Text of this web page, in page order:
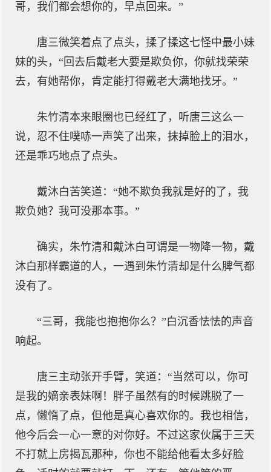
哥，我们都会想你的，早点回来。”
唐三微笑着点了点头，揉了揉这七怪中最小妹
妹的头，“回去后戴老大要是欺负你，你就找荣荣
去，有她帮你，肯定能打得戴老大满地找牙。”
朱竹清本来眼圈也已经红了，听唐三这么一
说，忍不住噗哧一声笑了出来，抹掉脸上的泪水，
还是乖巧地点了点头。
戴沐白苦笑道：“她不欺负我就是好的了，我
欺负她？我可没那本事。”
确实，朱竹清和戴沐白可谓是一物降一物，戴
沐白那样霸道的人，一遇到朱竹清却是什么脾气都
没有了。
“三哥，我能也抱抱你么？”白沉香怯怯的声音
响起。
唐三主动张开手臂，笑道：“当然可以，你可
是我的嫡亲表妹啊！胖子虽然有的时候跳脱了一
点，懒惰了点，但他是真心喜欢你的。我也相信，
他今后会一心一意的对你好。不过这家伙属于三天
不打就上房揭瓦那种，你也不能给他看太多好脸